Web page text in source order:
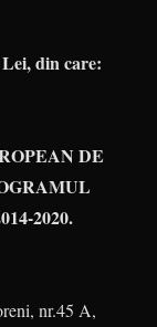
din care:
DE
2020.
nr.45 A,